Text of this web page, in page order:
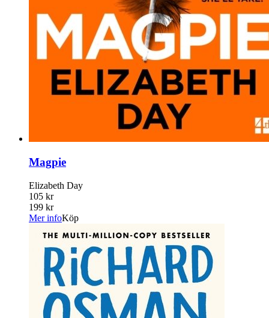
Magpie
Elizabeth Day
105 kr
199 kr
Mer infoKöp